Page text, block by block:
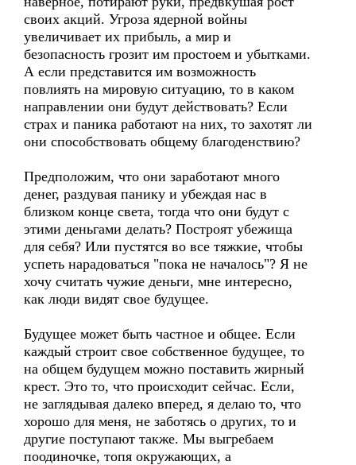
своих акций. Угроза ядерной войны
увеличивает их прибыль, а мир и
безопасность грозит им простоем и убытками.
А если представится им возможность
повлиять на мировую ситуацию, то в каком
направлении они будут действовать? Если
страх и паника работают на них, то захотят ли
они способствовать общему благоденствию?
Предположим, что они заработают много
денег, раздувая панику и убеждая нас в
близком конце света, тогда что они будут с
этими деньгами делать? Построят убежища
для себя? Или пустятся во все тяжкие, чтобы
успеть нарадоваться "пока не началось"? Я не
хочу считать чужие деньги, мне интересно,
как люди видят свое будущее.
Будущее может быть частное и общее. Если
каждый строит свое собственное будущее, то
на общем будущем можно поставить жирный
крест. Это то, что происходит сейчас. Если,
не заглядывая далеко вперед, я делаю то, что
хорошо для меня, не заботясь о других, то и
другие поступают также. Мы выгребаем
поодиночке, топя окружающих, а